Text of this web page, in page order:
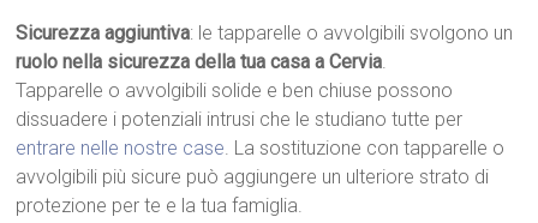
Sicurezza aggiuntiva: le tapparelle o avvolgibili svolgono un
ruolo nella sicurezza della tua casa a Cervia.
Tapparelle o avvolgibili solide e ben chiuse possono
dissuadere i potenziali intrusi che le studiano tutte per
entrare nelle nostre case. La sostituzione con tapparelle o
avvolgibili più sicure può aggiungere un ulteriore strato di
protezione per te e la tua famiglia.